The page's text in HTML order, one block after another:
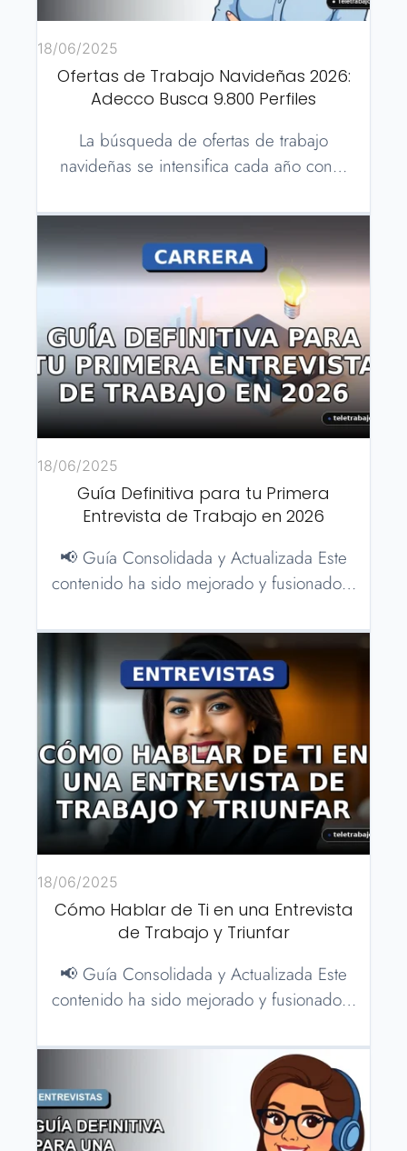
18/06/2025
Ofertas de Trabajo Navideñas 2026:
Adecco Busca 9.800 Perfiles
La búsqueda de ofertas de trabajo
navideñas se intensifica cada año con…
18/06/2025
Guía Definitiva para tu Primera
Entrevista de Trabajo en 2026
📢 Guía Consolidada y Actualizada Este
contenido ha sido mejorado y fusionado…
18/06/2025
Cómo Hablar de Ti en una Entrevista
de Trabajo y Triunfar
📢 Guía Consolidada y Actualizada Este
contenido ha sido mejorado y fusionado…